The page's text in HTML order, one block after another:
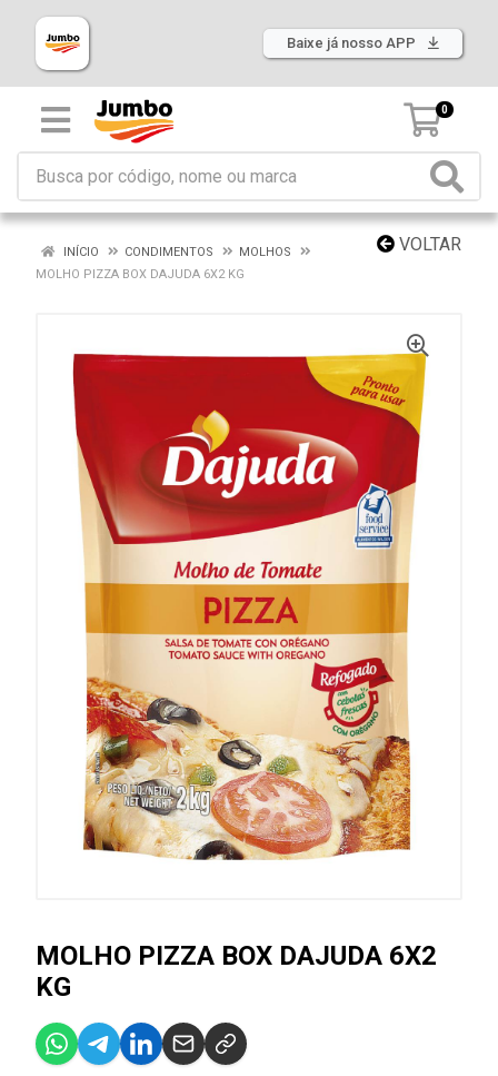
Baixe já nosso APP
0
VOLTAR
INÍCIO CONDIMENTOS
MOLHOS
MOLHO PIZZA BOX DAJUDA 6X2 KG
MOLHO PIZZA BOX DAJUDA 6X2
KG